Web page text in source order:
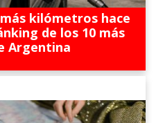
kilómetros hace
de los 10 más
Argentina